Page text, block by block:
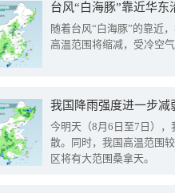
台风“白海豚”靠近华
随着台风“白海豚”的靠近
高温范围将缩减，受冷空
今明天（8月6日至7日）
散。同时，我国高温范围
区将有大范围桑拿天。